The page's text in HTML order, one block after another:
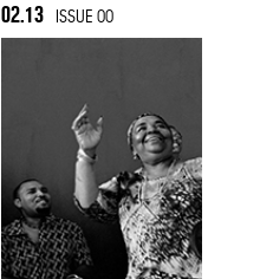
02.13 ISSUE 00